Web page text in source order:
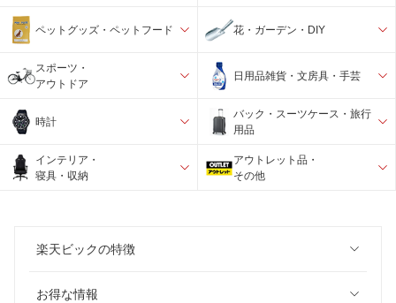
ペットグッズ・ペットフード 花・ガーデン・DIY
スポーツ・
アウトドア
日用品雑貨・文房具・手芸
時計
バック・スーツケース・旅行
用品
インテリア・
寝具・収納
アウトレット品・
その他
楽天ビックの特徴
お得な情報